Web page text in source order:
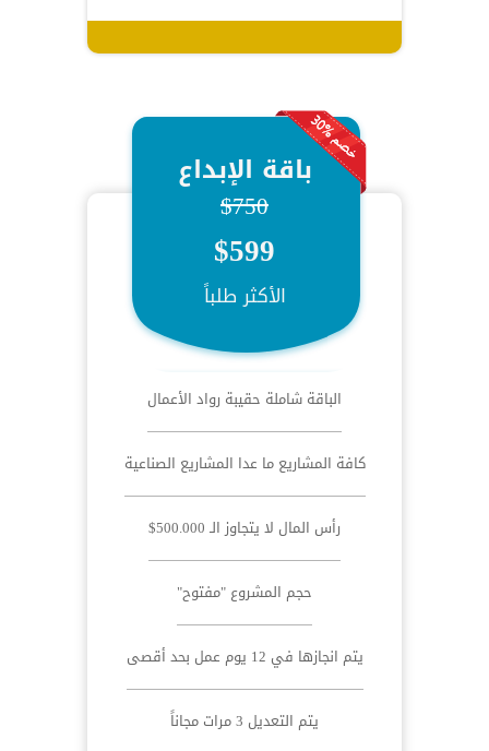
باقة الإبداع
$750
$599
الأكثر طلباً
الباقة شاملة حقيبة رواد الأعمال
كافة المشاريع ما عدا المشاريع الصناعية
رأس المال لا يتجاوز الـ 500.000$
حجم المشروع "مفتوح"
يتم انجازها في 12 يوم عمل بحد أقصى
يتم التعديل 3 مرات مجاناً